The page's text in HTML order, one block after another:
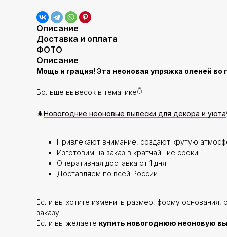
Описание
Доставка и оплата
ФОТО
Описание
Мощь и грация! Эта неоновая упряжка оленей
Больше вывесок в тематике👇
🌲Новогодние неоновые вывески для декора и уюта
Привлекают внимание, создают крутую
Изготовим на заказ в кратчайшие сроки
Оперативная доставка от 1 дня
Доставляем по всей России
Если вы хотите изменить размер, форму основания,
заказу.
Если вы желаете купить новогоднюю неоновую